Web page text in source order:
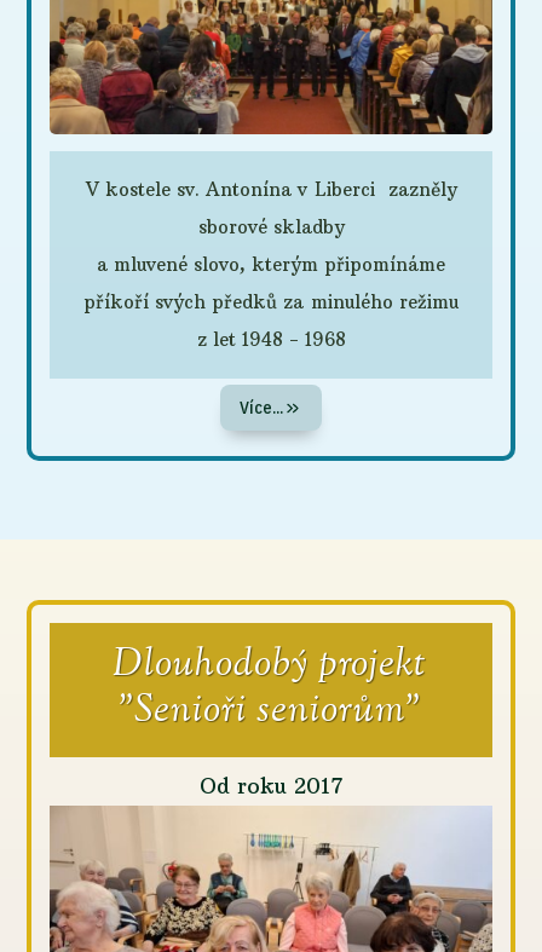
V kostele sv. Antonína v Liberci zazněly
sborové skladby
a mluvené slovo, kterým připomínáme
příkoří svých předků za minulého režimu
z let 1948 - 1968
Více...
Dlouhodobý projekt
"Senioři seniorům"
Od roku 2017